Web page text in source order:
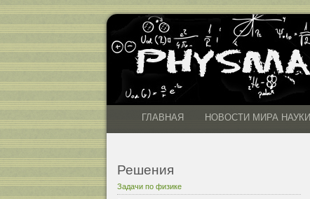
ГЛАВНАЯ НОВОСТИ МИРА НАУКИ
Решения
Задачи по физике